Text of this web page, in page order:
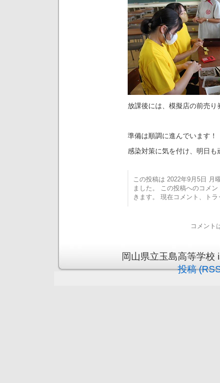
放課後には、模擬店の前売り
準備は順調に進んでいます！
感染対策に気を付け、明日
この投稿は 2022年9月5日 月
ました。 この投稿へのコメ
きます。 現在コメント、ト
コメント
岡山県立玉島高等学
投稿